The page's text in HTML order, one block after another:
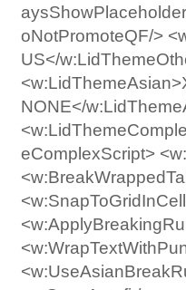
oNotPromoteQF/>
US</
NONE</
eComplexScript>